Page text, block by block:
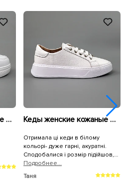
Кеды женские кожаные 596010 Белые Кеды женские кожаные 589967 Белые
Отримала ці кеди в білому
кольорі- дуже гарні, акуратні.
Сподобалися і розмір підійшов,
брала трішки більші. Дякую, як
завжди за оперативну доставку!
Подробнее...
Таня